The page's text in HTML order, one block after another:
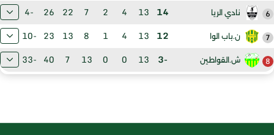
6 نادي الريا 14
13
4
2
7
22
26
-4
7 ن.باب الوا 12
13
4
1
8
13
23
-10
8 ش.القواطين -3
13
0
0
13
7
40
-33